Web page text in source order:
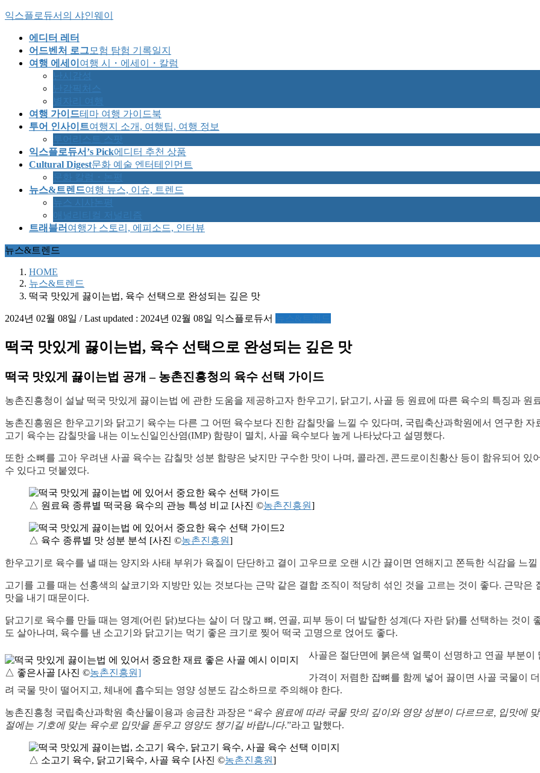
Skip
content
Skip
Navigation
익스플로듀서의 샤인웨이
에디터 레터
어드벤처 로그모험 탐험 기록일지
여행 에세이 여행 시・에세이・칼럼
난시감성
난감픽처스
별자리 여행
여행 가이드테마 여행 가이드북
투어 인사이트여행지 소개, 여행팁, 여행 정보
투어리스트 스팟
익스플로듀서’s Pick에디터 추천 상품
Cultural Digest문화 예술 엔터테인먼트
문화 칼럼・논평
뉴스&트렌드여행 뉴스, 이슈, 트렌드
뉴스 시사논평
애널리티컬 저널리즘
트래블러 여행가 스토리, 에피소드, 인터뷰
뉴스&트렌드
HOME
뉴스&트렌드
떡국 맛있게 끓이는법, 육수 선택으로 완성되는 깊은 맛
2024년 02월 08일 / Last updated : 2024년 02월 08일 익스플로듀서
떡국 맛있게 끓이는법, 육수 선택으로 완성되는 깊은 맛
떡국 맛있게 끓이는법 공개 – 농촌진흥청의 육수 선택 가이드
농촌진흥청이 설날 떡국 맛있게 끓이는법 에 관한 도움을 제공하고자 한우고기, 닭고기, 사골 등 원료에 따른 육수의 특징과 원
농촌진흥원은 한우고기와 닭고기 육수는 다른 그 어떤 육수보다 진한 감칠맛을 느낄 수 있다며, 국립축산과학원에서 연구한
고기 육수는 감칠맛을 내는 이노신일인산염(IMP) 함량이 멸치, 사골 육수보다 높게 나타났다고 설명했다.
또한 소뼈를 고아 우려낸 사골 육수는 감칠맛 성분 함량은 낮지만 구수한 맛이 나며, 콜라겐, 콘드로이친황산 등이 함유되어
수 있다고 덧붙였다.
△ 원료육 종류별 떡국용 육수의 관능 특성 비교 [사진 ©농촌진흥원]
△ 육수 종류별 맛 성분 분석 [사진 ©농촌진흥원]
한우고기로 육수를 낼 때는 양지와 사태 부위가 육질이 단단하고 결이 고우므로 오랜 시간 끓이면 연해지고 쫀득한 식감을 느낄
고기를 고를 때는 선홍색의 살코기와 지방만 있는 것보다는 근막 같은 결합 조직이 적당히 섞인 것을 고르는 것이 좋다. 근막
맛을 내기 때문이다.
닭고기로 육수를 만들 때는 영계(어린 닭)보다는 살이 더 많고 뼈, 연골, 피부 등이 더 발달한 성계(다 자란 닭)를 선택하는 것이
도 살아나며, 육수를 낸 소고기와 닭고기는 먹기 좋은 크기로 찢어 떡국 고명으로 얹어도 좋다.
△ 좋은사골 [사진 ©농촌진흥원]
사골은 절단면에 붉은색 얼룩이 선명하고 연골 부분이
가격이 저렴한 잡뼈를 함께 넣어 끓이면 사골 국물이
려 국물 맛이 떨어지고, 체내에 흡수되는 영양 성분도 감소하므로 주의해야 한다.
농촌진흥청 국립축산과학원 축산물이용과 송금찬 과장은 “육수 원료에 따라 국물 맛의 깊이와 영양 성분이 다르므로, 입맛에
절에는 기호에 맞는 육수로 입맛을 돋우고 영양도 챙기길 바랍니다.”라고 말했다.
△ 소고기 육수, 닭고기육수, 사골 육수 [사진 ©농촌진흥원]